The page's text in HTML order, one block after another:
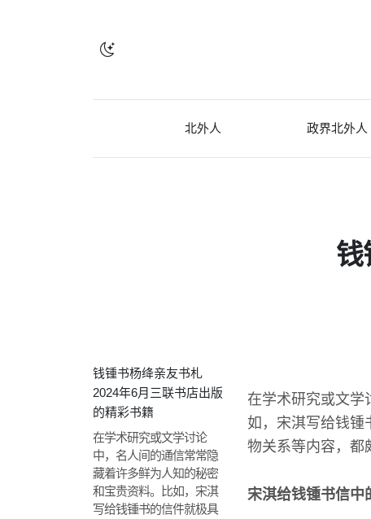
北外人 政界北外人
钱
钱锺书杨绛亲友书札
2024年6月三联书店出版
的精彩书籍
在学术研究或文学讨论
中，名人间的通信常常隐
藏着许多鲜为人知的秘密
和宝贵资料。比如，宋淇
写给钱锺书的信件就极具
在学术研究或文学
如，宋淇写给钱锺
物关系等内容，都
宋淇给钱锺书信中